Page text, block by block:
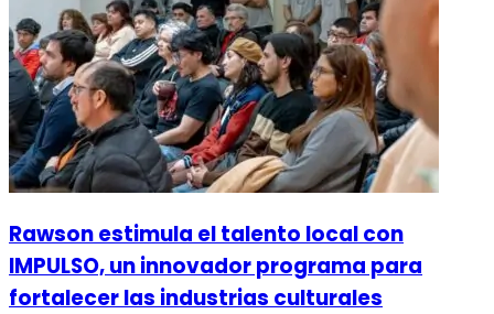
Rawson estimula el talento local con
IMPULSO, un innovador programa para
fortalecer las industrias culturales